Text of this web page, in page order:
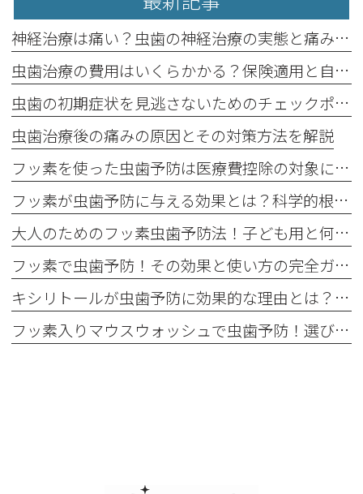
神経治療は痛い？虫歯の神経治療の実態と痛み軽減法
虫歯治療の費用はいくらかかる？保険適用と自費治療の違い
虫歯の初期症状を見逃さないためのチェックポイント
虫歯治療後の痛みの原因とその対策方法を解説
フッ素を使った虫歯予防は医療費控除の対象になる？最新情報をチェック！
フッ素が虫歯予防に与える効果とは？科学的根拠を解説！
大人のためのフッ素虫歯予防法！子ども用と何が違う？
フッ素で虫歯予防！その効果と使い方の完全ガイド
キシリトールが虫歯予防に効果的な理由とは？科学的な根拠を徹底解説！
フッ素入りマウスウォッシュで虫歯予防！選び方と使い方を解説